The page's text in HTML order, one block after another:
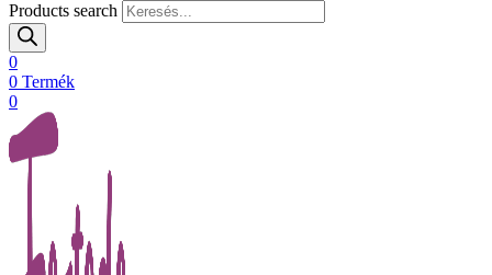
Products search
0
0 Termék
0